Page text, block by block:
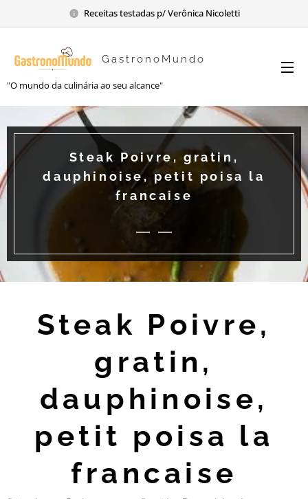
Receitas testadas p/ Verônica Nicoletti
GastronoMundo
"O mundo da culinária ao seu alcance"
Steak Poivre, gratin,
dauphinoise, petit poisa la
francaise
Steak Poivre,
gratin,
dauphinoise,
petit poisa la
francaise